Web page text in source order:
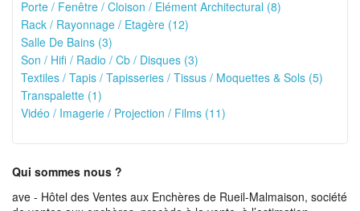
Porte / Fenêtre / Cloison / Elément Architectural (8)
Rack / Rayonnage / Etagère (12)
Salle De Bains (3)
Son / Hifi / Radio / Cb / Disques (3)
Textiles / Tapis / Tapisseries / Tissus / Moquettes & Sols (5)
Transpalette (1)
Vidéo / Imagerie / Projection / Films (11)
Qui sommes nous ?
ave - Hôtel des Ventes aux Enchères de Rueil-Malmaison, société